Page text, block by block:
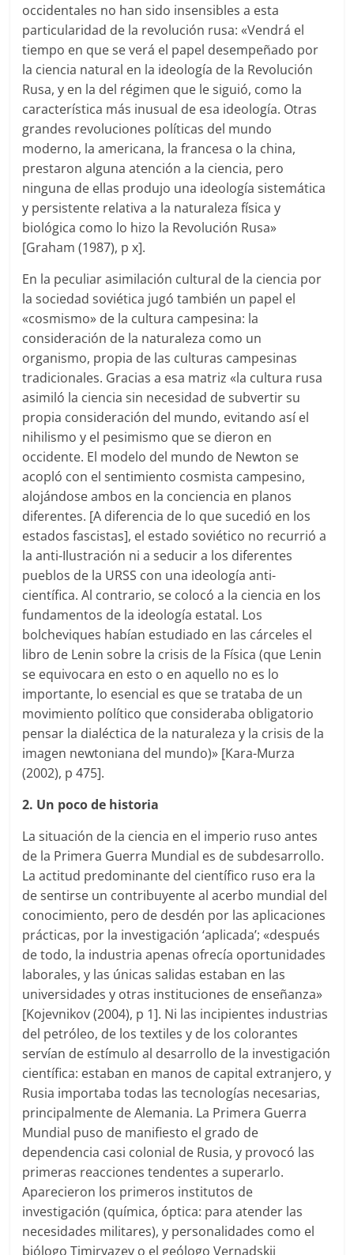
occidentales no han sido insensibles a esta
particularidad de la revolución rusa: «Vendrá el
tiempo en que se verá el papel desempeñado por
la ciencia natural en la ideología de la Revolución
Rusa, y en la del régimen que le siguió, como la
característica más inusual de esa ideología. Otras
grandes revoluciones políticas del mundo
moderno, la americana, la francesa o la china,
prestaron alguna atención a la ciencia, pero
ninguna de ellas produjo una ideología sistemática
y persistente relativa a la naturaleza física y
biológica como lo hizo la Revolución Rusa»
[Graham (1987), p x].
En la peculiar asimilación cultural de la ciencia por
la sociedad soviética jugó también un papel el
«cosmismo» de la cultura campesina: la
consideración de la naturaleza como un
organismo, propia de las culturas campesinas
tradicionales. Gracias a esa matriz «la cultura rusa
asimiló la ciencia sin necesidad de subvertir su
propia consideración del mundo, evitando así el
nihilismo y el pesimismo que se dieron en
occidente. El modelo del mundo de Newton se
acopló con el sentimiento cosmista campesino,
alojándose ambos en la conciencia en planos
diferentes. [A diferencia de lo que sucedió en los
estados fascistas], el estado soviético no recurrió a
la anti-Ilustración ni a seducir a los diferentes
pueblos de la URSS con una ideología anti-
científica. Al contrario, se colocó a la ciencia en los
fundamentos de la ideología estatal. Los
bolcheviques habían estudiado en las cárceles el
libro de Lenin sobre la crisis de la Física (que Lenin
se equivocara en esto o en aquello no es lo
importante, lo esencial es que se trataba de un
movimiento político que consideraba obligatorio
pensar la dialéctica de la naturaleza y la crisis de la
imagen newtoniana del mundo)» [Kara-Murza
(2002), p 475].
2. Un poco de historia
La situación de la ciencia en el imperio ruso antes
de la Primera Guerra Mundial es de subdesarrollo.
La actitud predominante del científico ruso era la
de sentirse un contribuyente al acerbo mundial del
conocimiento, pero de desdén por las aplicaciones
prácticas, por la investigación ‘aplicada’; «después
de todo, la industria apenas ofrecía oportunidades
laborales, y las únicas salidas estaban en las
universidades y otras instituciones de enseñanza»
[Kojevnikov (2004), p 1]. Ni las incipientes industrias
del petróleo, de los textiles y de los colorantes
servían de estímulo al desarrollo de la investigación
científica: estaban en manos de capital extranjero, y
Rusia importaba todas las tecnologías necesarias,
principalmente de Alemania. La Primera Guerra
Mundial puso de manifiesto el grado de
dependencia casi colonial de Rusia, y provocó las
primeras reacciones tendentes a superarlo.
Aparecieron los primeros institutos de
investigación (química, óptica: para atender las
necesidades militares), y personalidades como el
biólogo Timiryazev o el geólogo Vernadskij